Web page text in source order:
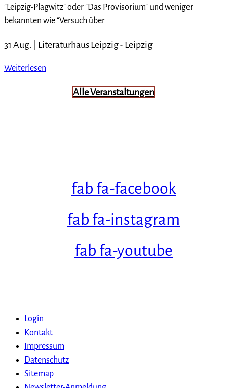
"Leipzig-Plagwitz" oder "Das Provisorium" und weniger
bekannten wie "Versuch über
31 Aug. | Literaturhaus Leipzig- Leipzig
Weiterlesen
Alle Veranstaltungen
fab fa-facebook
fab fa-instagram
fab fa-youtube
Login
Kontakt
Impressum
Datenschutz
Sitemap